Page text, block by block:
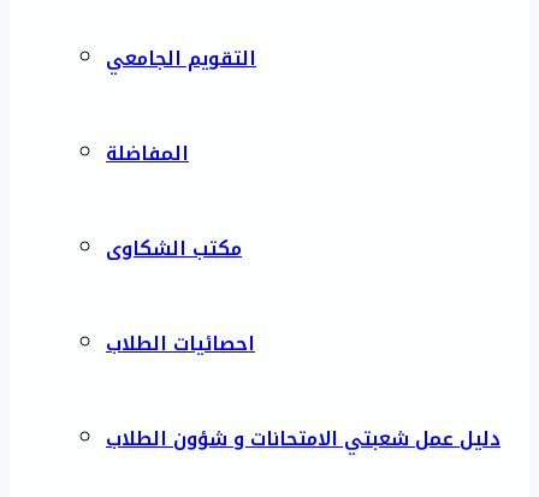
التقويم الجامعي
المفاضلة
مكتب الشكاوى
احصائيات الطلاب
دليل عمل شعبتي الامتحانات و شؤون الطلاب